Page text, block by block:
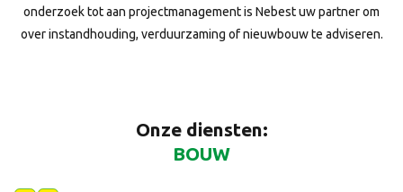
onderzoek tot aan projectmanagement is Nebest uw partner om
over instandhouding, verduurzaming of nieuwbouw te adviseren.
Onze diensten:
BOUW
WATERBOUW